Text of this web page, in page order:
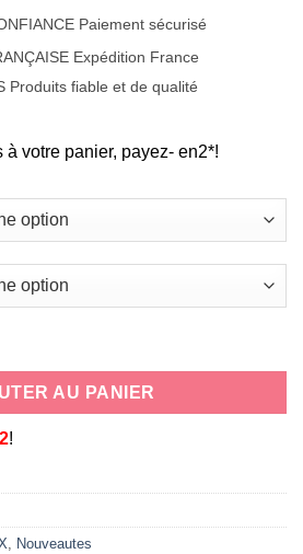
Paiement sécurisé
Expédition France
Produits fiable et de qualité
votre panier, payez- en2*!
de protection en silicone effet metal et
AU PANIER
2!
, Nouveautes